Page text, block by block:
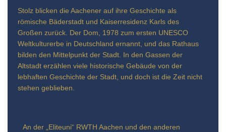
Stolz blicken die Aachener auf ihre Geschichte als
römische Bäderstadt und Kaiserresidenz Karls des
Großen zurück. Der Dom, 1978 zum ersten UNESCO
Weltkulturerbe in Deutschland ernannt, und das Rathaus
bilden den Mittelpunkt der Stadt. In den Gassen der
Altstadt erzählen viele historische Gebäude von der
lebhaften Geschichte der Stadt, und doch ist die Zeit nicht
stehen geblieben.
An der „Eliteuni“ RWTH Aachen und den anderen